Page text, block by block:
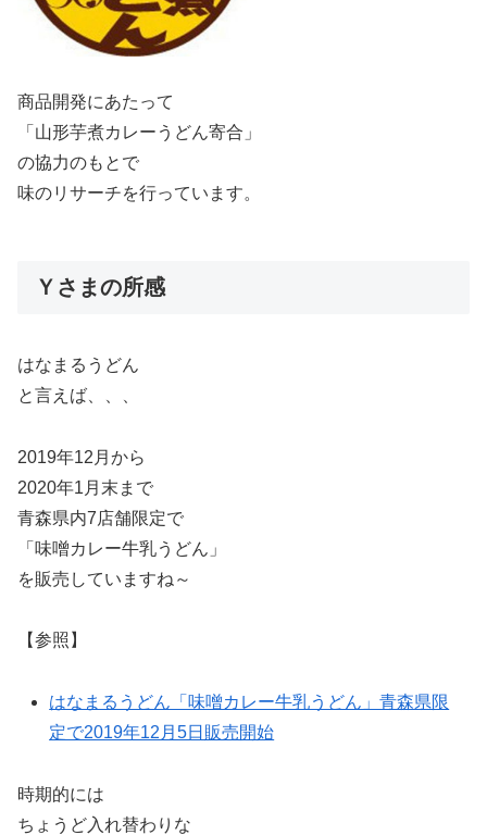
商品開発にあたって
「山形芋煮カレーうどん寄合」
の協力のもとで
味のリサーチを行っています。
Ｙさまの所感
はなまるうどん
と言えば、、、
2019年12月から
2020年1月末まで
青森県内7店舗限定で
「味噌カレー牛乳うどん」
を販売していますね～
【参照】
はなまるうどん「味噌カレー牛乳うどん」青森県限
定で2019年12月5日販売開始
時期的には
ちょうど入れ替わりな